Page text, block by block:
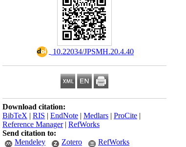
‎ 10.22034/JPSMH.20.4.40
Download citation:
BibTeX | RIS | EndNote | Medlars | ProCite |
Reference Manager| RefWorks
Send citation to:
Mendeley
Zotero RefWorks